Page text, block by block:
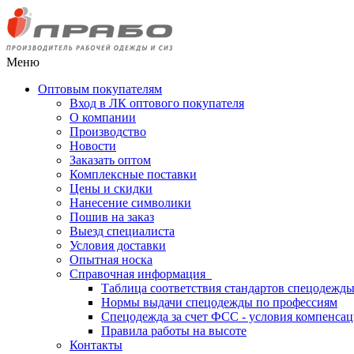
Меню
Оптовым покупателям
Вход в ЛК оптового покупателя
О компании
Производство
Новости
Заказать оптом
Комплексные поставки
Цены и скидки
Нанесение символики
Пошив на заказ
Выезд специалиста
Условия доставки
Опытная носка
Справочная информация
Таблица соответствия стандартов спецодежды
Нормы выдачи спецодежды по профессиям
Спецодежда за счет ФСС - условия
Правила работы на высоте
Контакты